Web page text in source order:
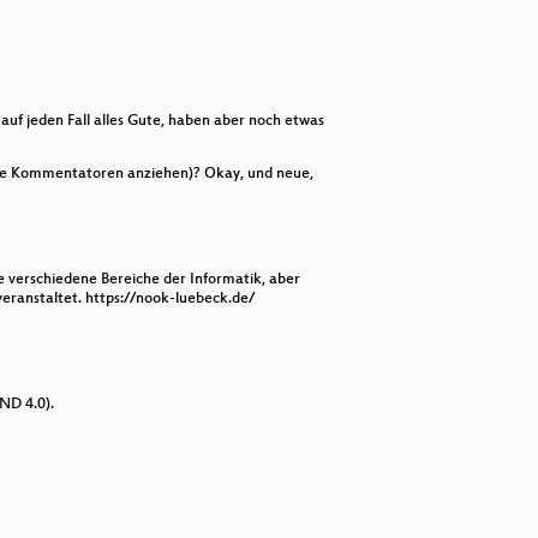
jeden Fall alles Gute, haben aber noch etwas
Kommentatoren anziehen)? Okay, und neue,
verschiedene Bereiche der Informatik, aber
https://nook-luebeck.de/
4.0).